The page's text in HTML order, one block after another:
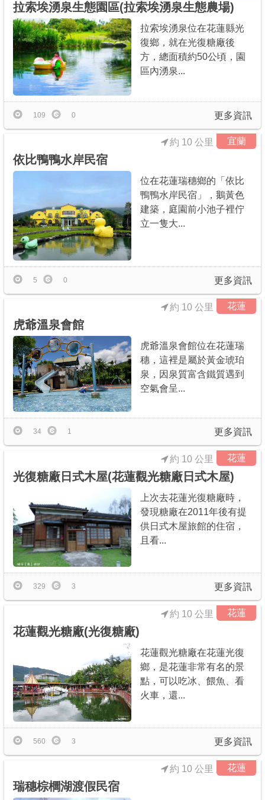
拉索埃湧泉生態園區(拉索埃湧泉生態農場)
拉索埃湧泉位在花蓮縣光
復鄉，就在光復糖廠後
方，總面積約50公頃，園
區內湧泉...
更多資訊
109 0
宜蘭
依比鴨鴨水岸民宿
約 10 公里
位在花蓮瑞穗鄉的「依比
鴨鴨水岸民宿」，鵝黃色
建築，庭園前小池子裡佇
立一隻大...
更多資訊
5 0
花蓮
虎爺溫泉會館
約 10 公里
虎爺溫泉會館位在花蓮瑞
穗，這裡是屬於黃金琥珀
泉，因泉質富含鐵質遇到
空氣會呈...
更多資訊
34 1
花蓮
光復糖廠日式木屋(花蓮觀光糖廠日式木屋)
約 10 公里
上次去花蓮光復糖廠時，
發現糖廠在2011年後有提
供日式木屋旅館的住宿，
且看...
更多資訊
329 3
花蓮
花蓮觀光糖廠(光復糖廠)
約 10 公里
花蓮觀光糖廠在花蓮光復
鄉，是花蓮非常有名的景
點，可以吃冰、餵魚、看
火車，還...
更多資訊
560 3
花蓮
瑞穗棕櫚湖渡假民宿
約 10 公里